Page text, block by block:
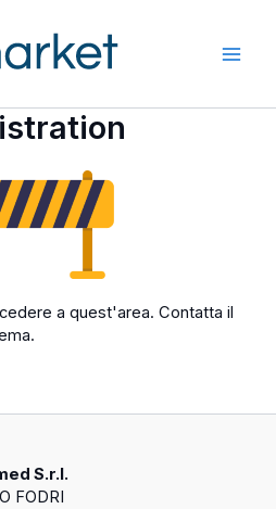
a quest'area. Contatta il
S.r.l.
FODRI